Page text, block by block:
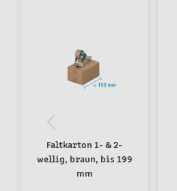
Faltkarton 1- & 2-
wellig, braun, bis 199
mm